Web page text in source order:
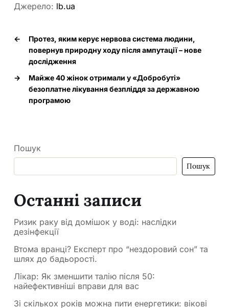
Джерело: lb.ua
←
Протез, яким керує нервова система людини,
повернув природну ходу після ампутації – нове
дослідження
→
Майже 40 жінок отримали у «Добробуті»
безоплатне лікування безпліддя за державною
програмою
Пошук
Пошук
Останні записи
Ризик раку від домішок у воді: наслідки
дезінфекції
Втома вранці? Експерт про “нездоровий сон” та
шлях до бадьорості.
Лікар: Як зменшити талію після 50:
найефективніші вправи для вас
Зі скількох років можна пити енергетики: вікові